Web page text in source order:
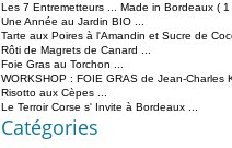
Les 7 Entremetteurs ... Made in Bordeaux (
Une Année au Jardin BIO ...
Tarte aux Poires à l'Amandin et Sucre de
Rôti de Magrets de Canard ...
Foie Gras au Torchon ...
WORKSHOP : FOIE GRAS de Jean-Charles
Risotto aux Cèpes ...
Le Terroir Corse s' Invite à Bordeaux ...
Catégories